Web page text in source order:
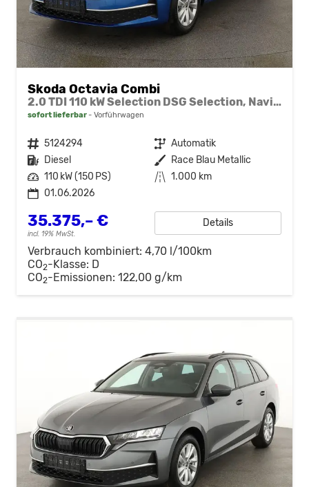
Skoda Octavia Combi
2.0 TDI 110 kW Selection DSG Selection, Navi, Pano, AHK, Teilleder, 5-J Garantie
sofort lieferbar Vorführwagen
Fahrzeugnr. 5124294 Getriebe Automatik
Kraftstoff Diesel Außenfarbe Race Blau Metallic
Leistung 110 kW (150 PS) Kilometerstand 1.000 km
01.06.2026
35.375,– €
incl. 19% MwSt.
Details
Verbrauch kombiniert: 4,70 l/100km
CO2-Klasse: D
CO2-Emissionen: 122,00 g/km